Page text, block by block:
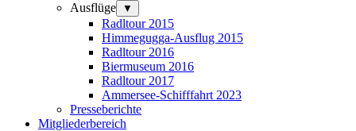
Ausflüge
▼
Radltour 2015
Himmegugga-Ausflug 2015
Radltour 2016
Biermuseum 2016
Radltour 2017
Ammersee-Schifffahrt 2023
Presseberichte
Mitgliederbereich